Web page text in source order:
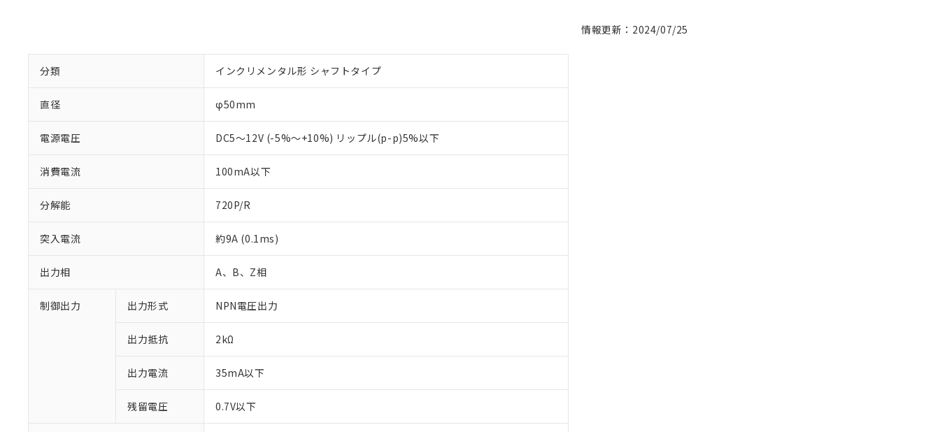
情報更新：2024/07/25
分類 インクリメンタル形 シャフトタイプ
直径 φ50mm
電源電圧 DC5～12V (-5%～+10%) リップル(p-p)5%以下
消費電流 100mA以下
分解能 720P/R
突入電流 約9A (0.1ms)
出力相 A、B、Z相
制御出力 出力形式 NPN電圧出力
出力抵抗 2kΩ
出力電流 35mA以下
残留電圧 0.7V以下